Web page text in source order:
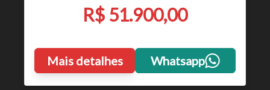
R$ 51.900,00
Mais detalhes Whatsapp